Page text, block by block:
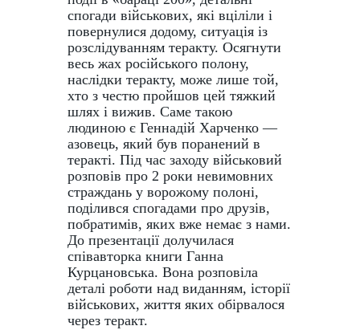
спогади військових, які вціліли і
повернулися додому, ситуація із
розслідуванням теракту. Осягнути
весь жах російського полону,
наслідки теракту, може лише той,
хто з честю пройшов цей тяжкий
шлях і вижив. Саме такою
людиною є Геннадій Харченко —
азовець, який був поранений в
теракті. Під час заходу військовий
розповів про 2 роки невимовних
страждань у ворожому полоні,
поділився спогадами про друзів,
побратимів, яких вже немає з нами.
До презентації долучилася
співавторка книги Ганна
Курцановська. Вона розповіла
деталі роботи над виданням, історії
військових, життя яких обірвалося
через теракт.